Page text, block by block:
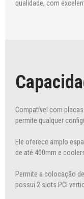
qualidade, com
Compatível com
permite qualquer
Ele oferece amplo
de até 400mm e
Permite a colocação
possui 2 slots PCI